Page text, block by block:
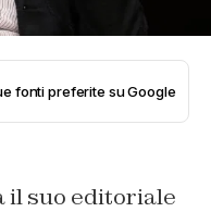
fonti preferite su Google
il suo editoriale